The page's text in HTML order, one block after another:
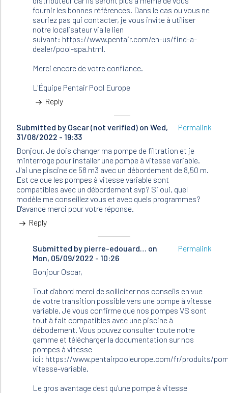
fournir les bonnes références. Dans le cas ou vous ne
sauriez pas qui contacter, je vous invite à utiliser
notre localisateur via le lien
suivant: https://www.pentair.com/en-us/find-a-
dealer/pool-spa.html.
Merci encore de votre confiance.
L'Équipe Pentair Pool Europe
Reply
Submitted by Oscar (not verified) on Wed,
31/08/2022 - 19:33
Permalink
Bonjour. Je dois changer ma pompe de filtration et je
m'interroge pour installer une pompe à vitesse variable.
J'ai une piscine de 58 m3 avec un débordement de 8,50 m.
Est ce que les pompes à vitesse variable sont
compatibles avec un débordement svp? Si oui, quel
modèle me conseillez vous et avec quels programmes?
D'avance merci pour votre réponse.
Reply
Submitted by pierre-edouard… on
Mon, 05/09/2022 - 10:26
In
reply
to
Bonjour.
Je
dois
changer
ma…
by
Oscar
(not
verified)
Permalink
Bonjour Oscar,
Tout d'abord merci de solliciter nos conseils en vue
de votre transition possible vers une pompe à vitesse
variable. Je vous confirme que nos pompes VS sont
tout à fait compatibles avec une piscine à
débodement. Vous pouvez consulter toute notre
gamme et télécharger la documentation sur nos
pompes à vitesse
ici: https://www.pentairpooleurope.com/fr/produits/
vitesse-variable.
Le gros avantage c'est qu'une pompe à vitesse